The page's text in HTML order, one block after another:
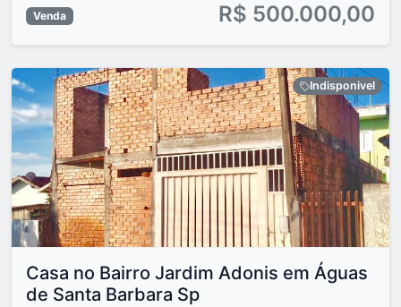
Venda R$ 500.000,00
Indisponivel
Casa no Bairro Jardim Adonis em Águas
de Santa Barbara Sp